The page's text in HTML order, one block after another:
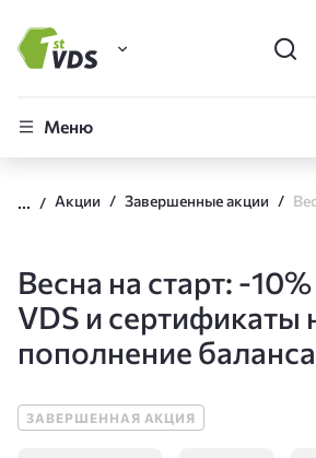
FirstVDS (вы здесь)
CLO
Меню
Акции Завершенные акции
Весна на старт: -
VDS и сертификаты
пополнение баланса
ЗАВЕРШЕННАЯ АКЦИЯ